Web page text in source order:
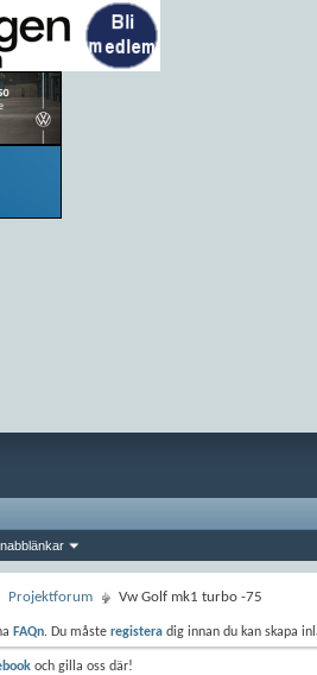
Projektforum Vw Golf mk1 turbo -75
FAQn. Du måste registera dig innan du kan skapa
och gilla oss där!